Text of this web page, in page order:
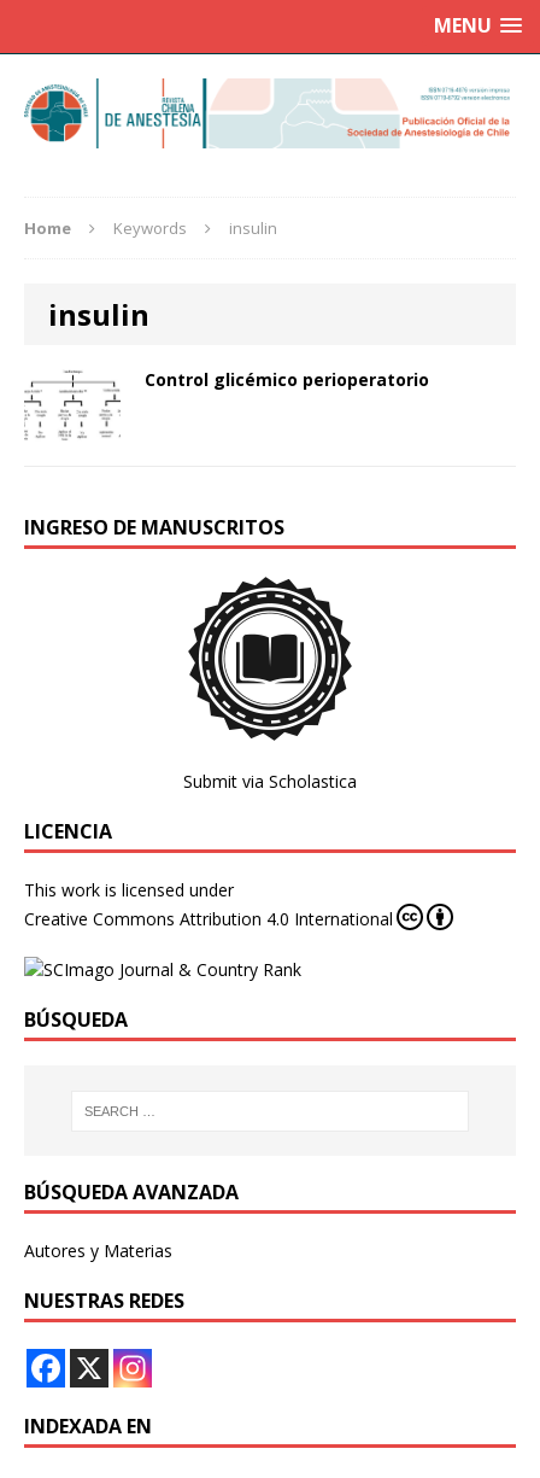
MENU
Home Keywords insulin
insulin
Control glicémico perioperatorio
INGRESO DE MANUSCRITOS
Submit via Scholastica
LICENCIA
This work is licensed under
Creative Commons Attribution 4.0 International
BÚSQUEDA
BÚSQUEDA AVANZADA
Autores y Materias
NUESTRAS REDES
INDEXADA EN